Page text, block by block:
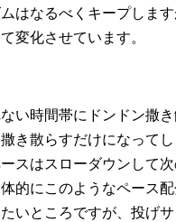
はなるべくキープしま
変化させています。
い時間帯にドンドン撒
き散らすだけになってし
スはスローダウンして
的にこのようなペース
いところですが、投げ